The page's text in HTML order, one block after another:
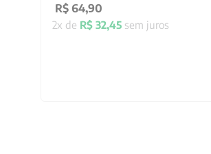
R$ 64,90
2x de R$ 32,45sem juros